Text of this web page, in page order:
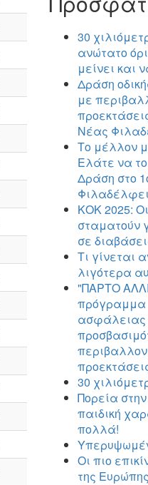
30
ανώτατο
μείνει και
Δράση
με
Νέας
Το μέλλον
Ελάτε να
Δράση στο
ΚΟΚ 2025:
σταματούν
σε
Τι γίνεται
λιγότερα
"ΠΑΡΤΟ
πρόγραμμα
ασφάλειας
30
Πορεία
παιδική
πολλά!
Οι πιο
της